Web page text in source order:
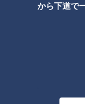
から下道で